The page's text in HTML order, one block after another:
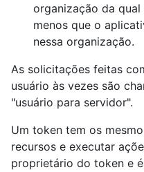
organização da
menos que o
nessa organização.
As solicitações feitas
usuário às vezes são
"usuário para servidor".
Um token tem os
recursos e executar
proprietário do token e